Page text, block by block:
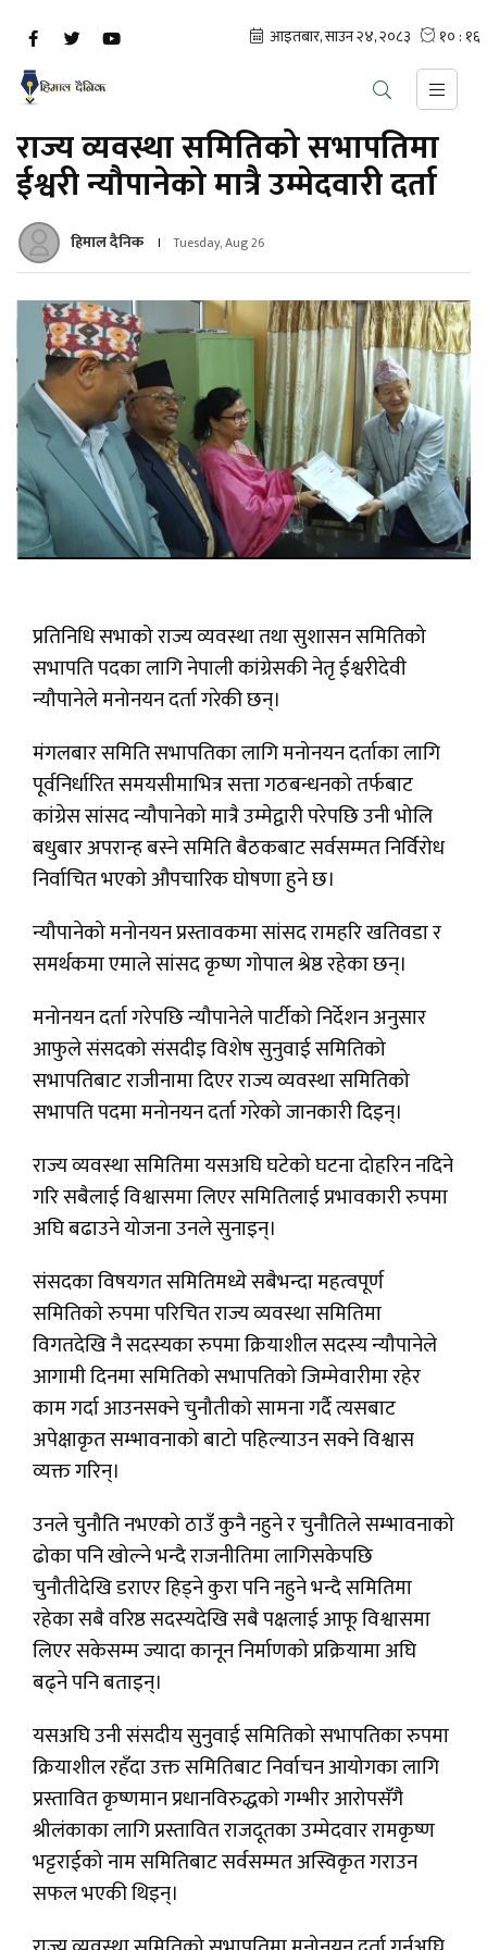
राज्य व्यवस्था समितिको सभापतिमा
ईश्वरी न्यौपानेको मात्रै उम्मेदवारी दर्ता
हिमाल दैनिक Tuesday, Aug 26
प्रतिनिधि सभाको राज्य व्यवस्था तथा सुशासन समितिको
सभापति पदका लागि नेपाली कांग्रेसकी नेतृ ईश्वरीदेवी
न्यौपानेले मनोनयन दर्ता गरेकी छन्।
मंगलबार समिति सभापतिका लागि मनोनयन दर्ताका लागि
पूर्वनिर्धारित समयसीमाभित्र सत्ता गठबन्धनको तर्फबाट
कांग्रेस सांसद न्यौपानेको मात्रै उम्मेद्वारी परेपछि उनी भोलि
बधुबार अपरान्ह बस्ने समिति बैठकबाट सर्वसम्मत निर्विरोध
निर्वाचित भएको औपचारिक घोषणा हुने छ।
न्यौपानेको मनोनयन प्रस्तावकमा सांसद रामहरि खतिवडा र
समर्थकमा एमाले सांसद कृष्ण गोपाल श्रेष्ठ रहेका छन्।
मनोनयन दर्ता गरेपछि न्यौपानेले पार्टीको निर्देशन अनुसार
आफुले संसदको संसदीइ विशेष सुनुवाई समितिको
सभापतिबाट राजीनामा दिएर राज्य व्यवस्था समितिको
सभापति पदमा मनोनयन दर्ता गरेको जानकारी दिइन्।
राज्य व्यवस्था समितिमा यसअघि घटेको घटना दोहरिन नदिने
गरि सबैलाई विश्वासमा लिएर समितिलाई प्रभावकारी रुपमा
अघि बढाउने योजना उनले सुनाइन्।
संसदका विषयगत समितिमध्ये सबैभन्दा महत्वपूर्ण
समितिको रुपमा परिचित राज्य व्यवस्था समितिमा
विगतदेखि नै सदस्यका रुपमा क्रियाशील सदस्य न्यौपानेले
आगामी दिनमा समितिको सभापतिको जिम्मेवारीमा रहेर
काम गर्दा आउनसक्ने चुनौतीको सामना गर्दै त्यसबाट
अपेक्षाकृत सम्भावनाको बाटो पहिल्याउन सक्ने विश्वास
व्यक्त गरिन्।
उनले चुनौति नभएको ठाउँ कुनै नहुने र चुनौतिले सम्भावनाको
ढोका पनि खोल्ने भन्दै राजनीतिमा लागिसकेपछि
चुनौतीदेखि डराएर हिड्ने कुरा पनि नहुने भन्दै समितिमा
रहेका सबै वरिष्ठ सदस्यदेखि सबै पक्षलाई आफू विश्वासमा
लिएर सकेसम्म ज्यादा कानून निर्माणको प्रक्रियामा अघि
बढ्ने पनि बताइन्।
यसअघि उनी संसदीय सुनुवाई समितिको सभापतिका रुपमा
क्रियाशील रहँदा उक्त समितिबाट निर्वाचन आयोगका लागि
प्रस्तावित कृष्णमान प्रधानविरुद्धको गम्भीर आरोपसँगै
श्रीलंकाका लागि प्रस्तावित राजदूतका उम्मेदवार रामकृष्ण
भट्टराईको नाम समितिबाट सर्वसम्मत अस्विकृत गराउन
सफल भएकी थिइन्।